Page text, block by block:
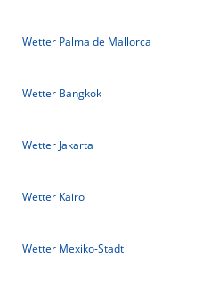
Wetter Palma de Mallorca
Wetter Bangkok
Wetter Jakarta
Wetter Kairo
Wetter Mexiko-Stadt